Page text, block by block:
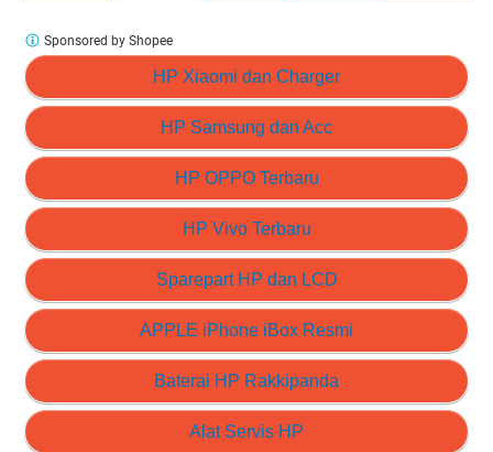
HP Xiaomi dan Charger
HP Samsung dan Acc
HP OPPO Terbaru
HP Vivo Terbaru
Sparepart HP dan LCD
APPLE iPhone iBox Resmi
Baterai HP Rakkipanda
Alat Servis HP
Sponsored by Shopee